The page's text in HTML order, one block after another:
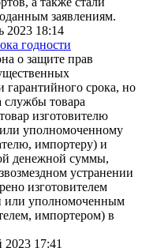
заявлениям.
2023 18:14
годности
о защите прав
гарантийного срока, но
службы товара
изготовителю
уполномоченному
импортеру) и
денежной суммы,
устранении
изготовителем
или уполномоченным
импортером) в
17:41